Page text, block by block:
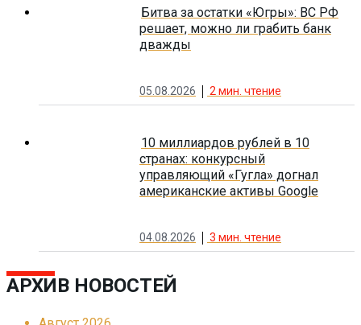
Битва за остатки «Югры»: ВС РФ
решает, можно ли грабить банк
дважды
05.08.2026 2 мин. чтение
10 миллиардов рублей в 10
странах: конкурсный
управляющий «Гугла» догнал
американские активы Google
04.08.2026 3 мин. чтение
АРХИВ НОВОСТЕЙ